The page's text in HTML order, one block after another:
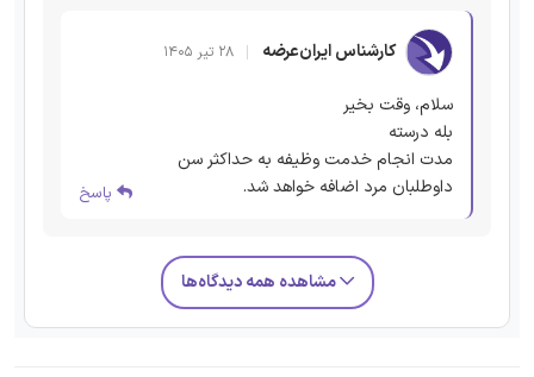
کارشناس ایران‌عرضه ۲۸ تیر ۱۴۰۵
سلام، وقت بخیر
بله درسته
مدت انجام خدمت وظیفه به حداکثر سن
داوطلبان مرد اضافه خواهد شد.
پاسخ
مشاهده همه دیدگاه‌ها